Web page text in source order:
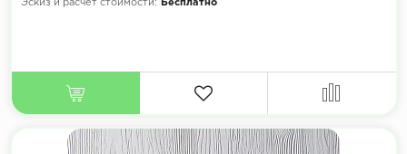
Эскиз и расчет стоимости: Бесплатно